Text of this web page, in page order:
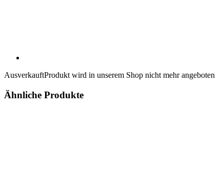
AusverkauftProdukt wird in unserem Shop nicht mehr angeboten
Ähnliche Produkte